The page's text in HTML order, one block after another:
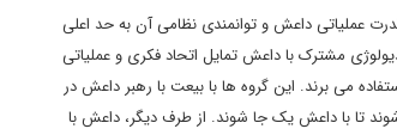
عملیاتی داعش و توانمندی نظامی آن به حد اعلی
مشترک با داعش تمایل اتحاد فکری و عملیاتی
می برند. این گروه ها با بیعت با رهبر داعش در
تا با داعش یک جا شوند. از طرف دیگر، داعش با